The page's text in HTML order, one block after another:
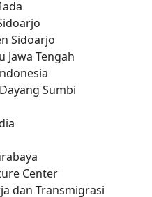
Sidoarjo
Jawa Tengah
Sumbi
Center
dan Transmigrasi